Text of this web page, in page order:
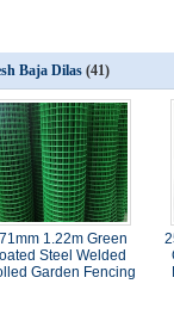
Baja Dilas (41)
1.22m Green
Steel Welded
Garden Fencing